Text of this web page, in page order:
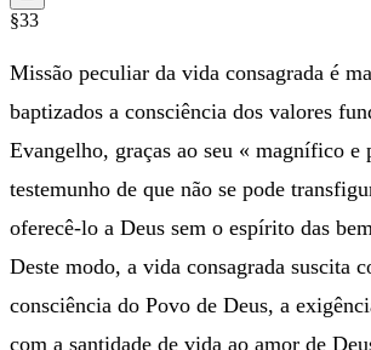
§33
Missão peculiar da vida consagrada é
baptizados a consciência dos valores
Evangelho, graças ao seu « magnífico
testemunho de que não se pode
oferecê-lo a Deus sem o espírito das
Deste modo, a vida consagrada suscita
consciência do Povo de Deus, a
com a santidade de vida ao amor de